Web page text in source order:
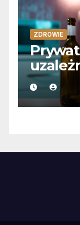
ZDROWIE